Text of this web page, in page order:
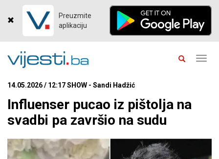
Preuzmite
aplikaciju
14.05.2026 / 12:17 SHOW - Sandi Hadžić
Influenser pucao iz pištolja na
svadbi pa završio na sudu